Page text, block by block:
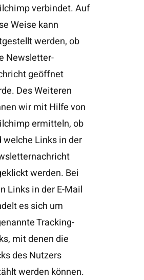
verbindet. Auf
Weise kann
werden, ob
Newsletter-
geöffnet
Des Weiteren
wir mit Hilfe von
ermitteln, ob
welche Links in der
werden. Bei
Links in der E-Mail
es sich um
Tracking-
mit denen die
des Nutzers
werden können.